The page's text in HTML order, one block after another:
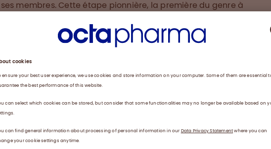
ses membres. Cette étape pionnière, la première du genre à
des traitements médicaux innovants pour améliorer les soins aux
soldats dans des environnements difficiles.
Bien qu'Octaplas LG® Poudre pour solution pour perfusion ne soit
pas homologué pour la vente au Canada, cette initiative reflète le
dévouement d'Octapharma envers l'innovation médicale et notre
mission vitale.
Octapharma se consacre à l'amélioration de la vie des patients du
monde entier. En fournissant Octaplas LG® Poudre pour solution pour